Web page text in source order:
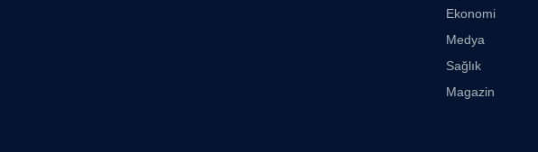
Ekonomi
Medya
Sağlık
Magazin